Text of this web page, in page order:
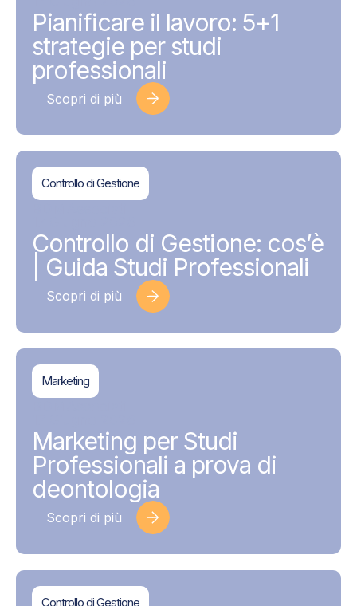
Pianificare il lavoro: 5+1
strategie per studi
professionali
Scopri di più
Controllo di Gestione
Controllo di Gestione: cos’è
| Guida Studi Professionali
Scopri di più
Marketing
Marketing per Studi
Professionali a prova di
deontologia
Scopri di più
Controllo di Gestione